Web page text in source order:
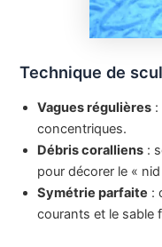
Technique de
Vagues régulières :
concentriques.
Débris coralliens :
pour décorer le « nid
Symétrie parfaite :
courants et le sable